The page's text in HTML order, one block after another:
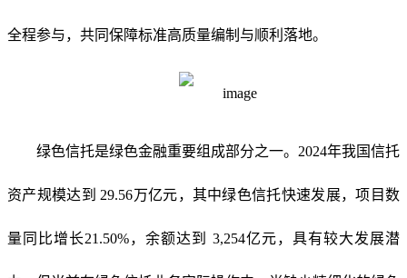
全程参与，共同保障标准高质量编制与顺利落地。
绿色信托是绿色金融重要组成部分之一。2024年我国信托
资产规模达到 29.56万亿元，其中绿色信托快速发展，项目数
量同比增长21.50%，余额达到 3,254亿元，具有较大发展潜